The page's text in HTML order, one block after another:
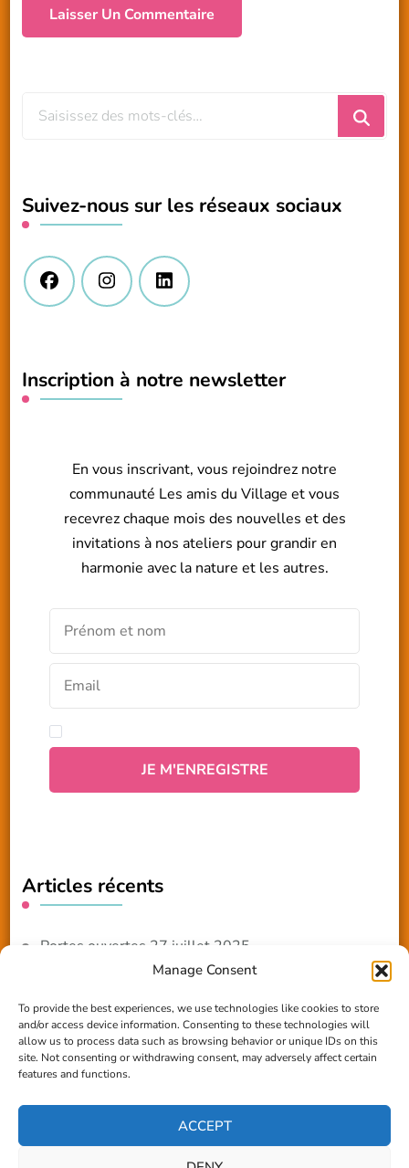
Manage Consent
To provide the best experiences, we use technologies like cookies to store
and/or access device information. Consenting to these technologies will
allow us to process data such as browsing behavior or unique IDs on this
site. Not consenting or withdrawing consent, may adversely affect certain
features and functions.
ACCEPT
?
Suivez-nous sur les réseaux sociaux
Inscription à notre newsletter
En vous inscrivant, vous rejoindrez notre
communauté Les amis du Village et vous
recevrez chaque mois des nouvelles et des
invitations à nos ateliers pour grandir en
harmonie avec la nature et les autres.
Articles récents
Portes ouvertes 27 juillet 2025
Reportage TV Com
Construction en terre-paille
Chantier Participatif Terre Paille 6/7/24